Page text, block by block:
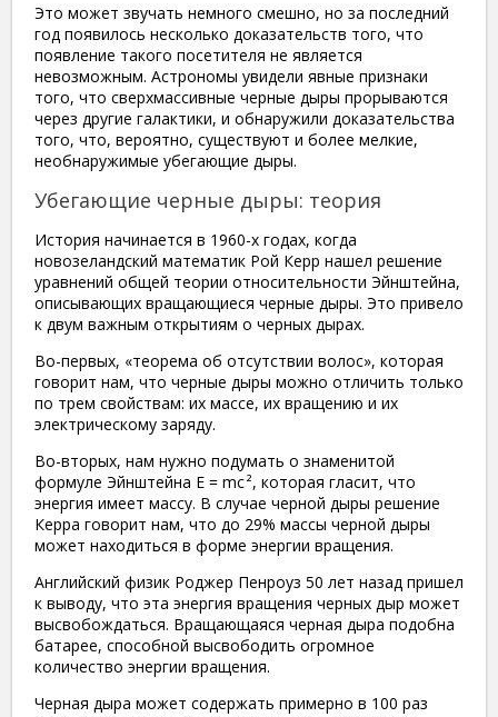
Это может звучать немного смешно, но за последний
год появилось несколько доказательств того, что
появление такого посетителя не является
невозможным. Астрономы увидели явные признаки
того, что сверхмассивные черные дыры прорываются
через другие галактики, и обнаружили доказательства
того, что, вероятно, существуют и более мелкие,
необнаружимые убегающие дыры.
Убегающие черные дыры: теория
История начинается в 1960-х годах, когда
новозеландский математик Рой Керр нашел решение
уравнений общей теории относительности Эйнштейна,
описывающих вращающиеся черные дыры. Это привело
к двум важным открытиям о черных дырах.
Во-первых, «теорема об отсутствии волос», которая
говорит нам, что черные дыры можно отличить только
по трем свойствам: их массе, их вращению и их
электрическому заряду.
Во-вторых, нам нужно подумать о знаменитой
формуле Эйнштейна E = mc ², которая гласит, что
энергия имеет массу. В случае черной дыры решение
Керра говорит нам, что до 29% массы черной дыры
может находиться в форме энергии вращения.
Английский физик Роджер Пенроуз 50 лет назад пришел
к выводу, что эта энергия вращения черных дыр может
высвобождаться. Вращающаяся черная дыра подобна
батарее, способной высвободить огромное
количество энергии вращения.
Черная дыра может содержать примерно в 100 раз